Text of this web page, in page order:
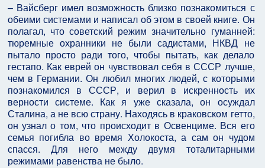
– Вайсберг имел возможность близко познакомиться с
обеими системами и написал об этом в своей книге. Он
полагал, что советский режим значительно гуманней:
тюремные охранники не были садистами, НКВД не
пытало просто ради того, чтобы пытать, как делало
гестапо. Как еврей он чувствовал себя в СССР лучше,
чем в Германии. Он любил многих людей, с которыми
познакомился в СССР, и верил в искренность их
верности системе. Как я уже сказала, он осуждал
Сталина, а не всю страну. Находясь в краковском гетто,
он узнал о том, что происходит в Освенциме. Вся его
семья погибла во время Холокоста, а сам он чудом
спасся. Для него между двумя тоталитарными
режимами равенства не было.